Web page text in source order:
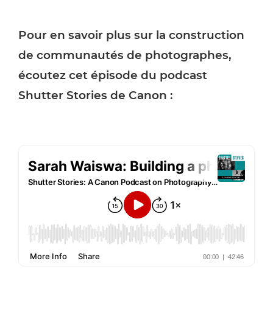
Pour en savoir plus sur la construction
de communautés de photographes,
écoutez cet épisode du podcast
Shutter Stories de Canon :